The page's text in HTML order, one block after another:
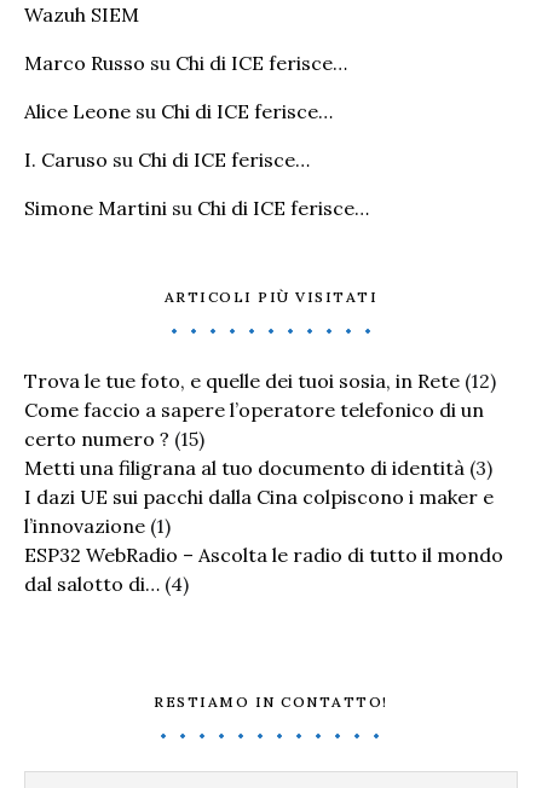
Wazuh SIEM
Marco Russo su Chi di ICE ferisce…
Alice Leone su Chi di ICE ferisce…
I. Caruso su Chi di ICE ferisce…
Simone Martini su Chi di ICE ferisce…
ARTICOLI PIÙ VISITATI
Trova le tue foto, e quelle dei tuoi sosia, in Rete (12)
Come faccio a sapere l’operatore telefonico di un
certo numero ? (15)
Metti una filigrana al tuo documento di identità (3)
I dazi UE sui pacchi dalla Cina colpiscono i maker e
l’innovazione (1)
ESP32 WebRadio – Ascolta le radio di tutto il mondo
dal salotto di… (4)
RESTIAMO IN CONTATTO!